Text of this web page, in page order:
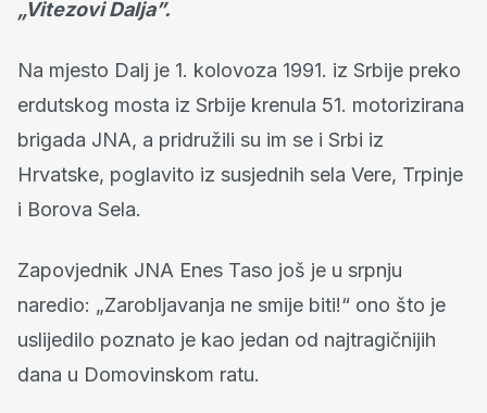
„Vitezovi Dalja”.
Na mjesto Dalj je 1. kolovoza 1991. iz Srbije preko
erdutskog mosta iz Srbije krenula 51. motorizirana
brigada JNA, a pridružili su im se i Srbi iz
Hrvatske, poglavito iz susjednih sela Vere, Trpinje
i Borova Sela.
Zapovjednik JNA Enes Taso još je u srpnju
naredio: „Zarobljavanja ne smije biti!“ ono što je
uslijedilo poznato je kao jedan od najtragičnijih
dana u Domovinskom ratu.